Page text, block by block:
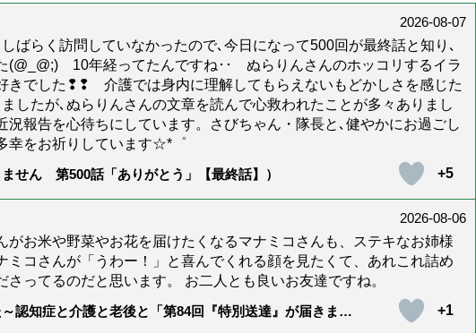
2026-08-07
ばらく訪問していなかったので､今日になって500回が最終話と知り､
(@_@;) 10年経ってたんですね･･ ぬらりんさんのホッコリするイラ
きでした❢❢ 介護では身内に理解してもらえないもどかしさを感じた
したが､ぬらりんさんの文章を読んで心救われたことが多々ありまし
況報告を心待ちにしています。さびちゃん・隊長と､健やかにお過ごし
幸をお祈りしています☆*゜
ません 第500話「ありがとう」【最終話】）
+5
2026-08-06
がお米や野菜やお花を届けたくなるマナミコさんも、ステキなお姉様
ミコさんが「うわー！」と喜んでくれる顔を見たくて、あれこれ詰め
さってるのだと思います。 お二人とも良いお友達ですね。
～認知症と介護と老後と「第84回『特別送達』が届きまし
+1